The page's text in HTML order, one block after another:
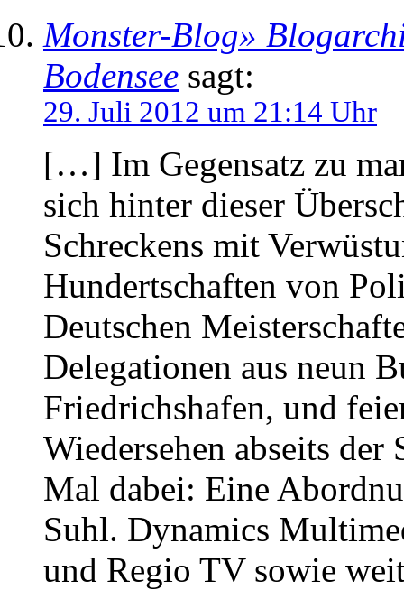
Monster-Blog»
Bodensee sagt:
29. Juli 2012 um 21:14 Uhr
[…] Im Gegensatz zu
sich hinter dieser
Schreckens mit
Hundertschaften von
Deutschen
Delegationen aus neun
Friedrichshafen, und
Wiedersehen abseits
Mal dabei: Eine
Suhl. Dynamics
und Regio TV sowie